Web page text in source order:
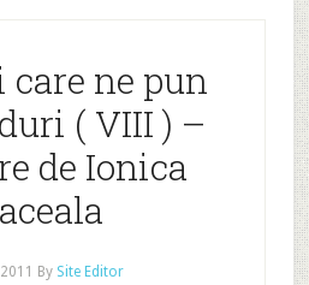
care ne pun
( VIII ) –
de Ionica
By Site Editor